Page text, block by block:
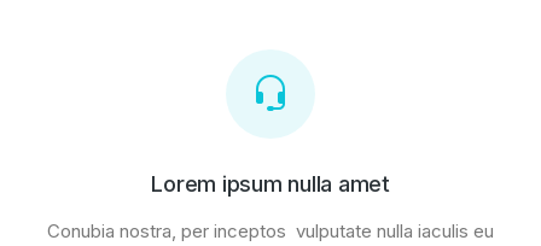
Lorem ipsum nulla amet
Conubia nostra, per inceptos vulputate nulla iaculis eu